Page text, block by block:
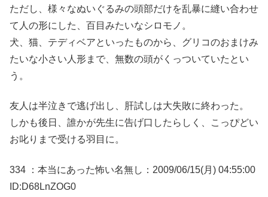
ただし、様々なぬいぐるみの頭部だけを乱暴に縫い合わせ
て人の形にした、百目みたいなシロモノ。
犬、猫、テディベアといったものから、グリコのおまけみ
たいな小さい人形まで、無数の頭がくっついていたとい
う。
友人は半泣きで逃げ出し、肝試しは大失敗に終わった。
しかも後日、誰かが先生に告げ口したらしく、こっぴどい
お叱りまで受ける羽目に。
334 ：本当にあった怖い名無し：2009/06/15(月) 04:55:00
ID:D68LnZOG0